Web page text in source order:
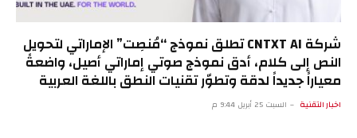
شركة CNTXT AI تطلق نموذج “مُنصِت” الإماراتي لتحويل
النص إلى كلام، أدق نموذج صوتي إماراتي أصيل، واضعةً
معياراً جديداً لدقة وتطوّر تقنيات النطق باللغة العربية
اخبار التقنية السبت 25 أبريل 9:44 م